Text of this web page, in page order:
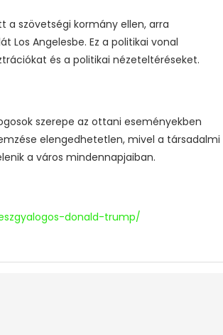
a szövetségi kormány ellen, arra
Angelesbe. Ez a politikai vonal
és a politikai nézeteltéréseket.
szerepe az ottani eseményekben
elengedhetetlen, mivel a társadalmi
a város mindennapjaiban.
donald-trump/